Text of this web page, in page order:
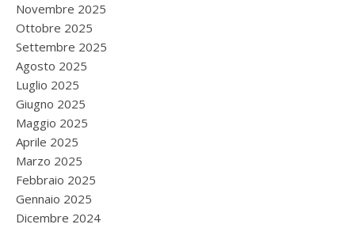
Novembre 2025
Ottobre 2025
Settembre 2025
Agosto 2025
Luglio 2025
Giugno 2025
Maggio 2025
Aprile 2025
Marzo 2025
Febbraio 2025
Gennaio 2025
Dicembre 2024